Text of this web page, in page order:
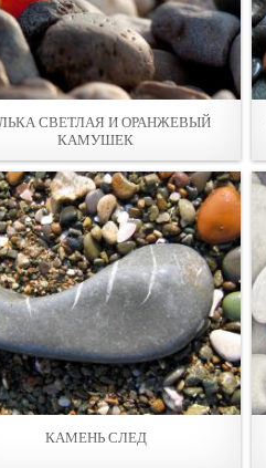
СВЕТЛАЯ И ОРАНЖЕВЫЙ
КАМУШЕК
КАМЕНЬ СЛЕД